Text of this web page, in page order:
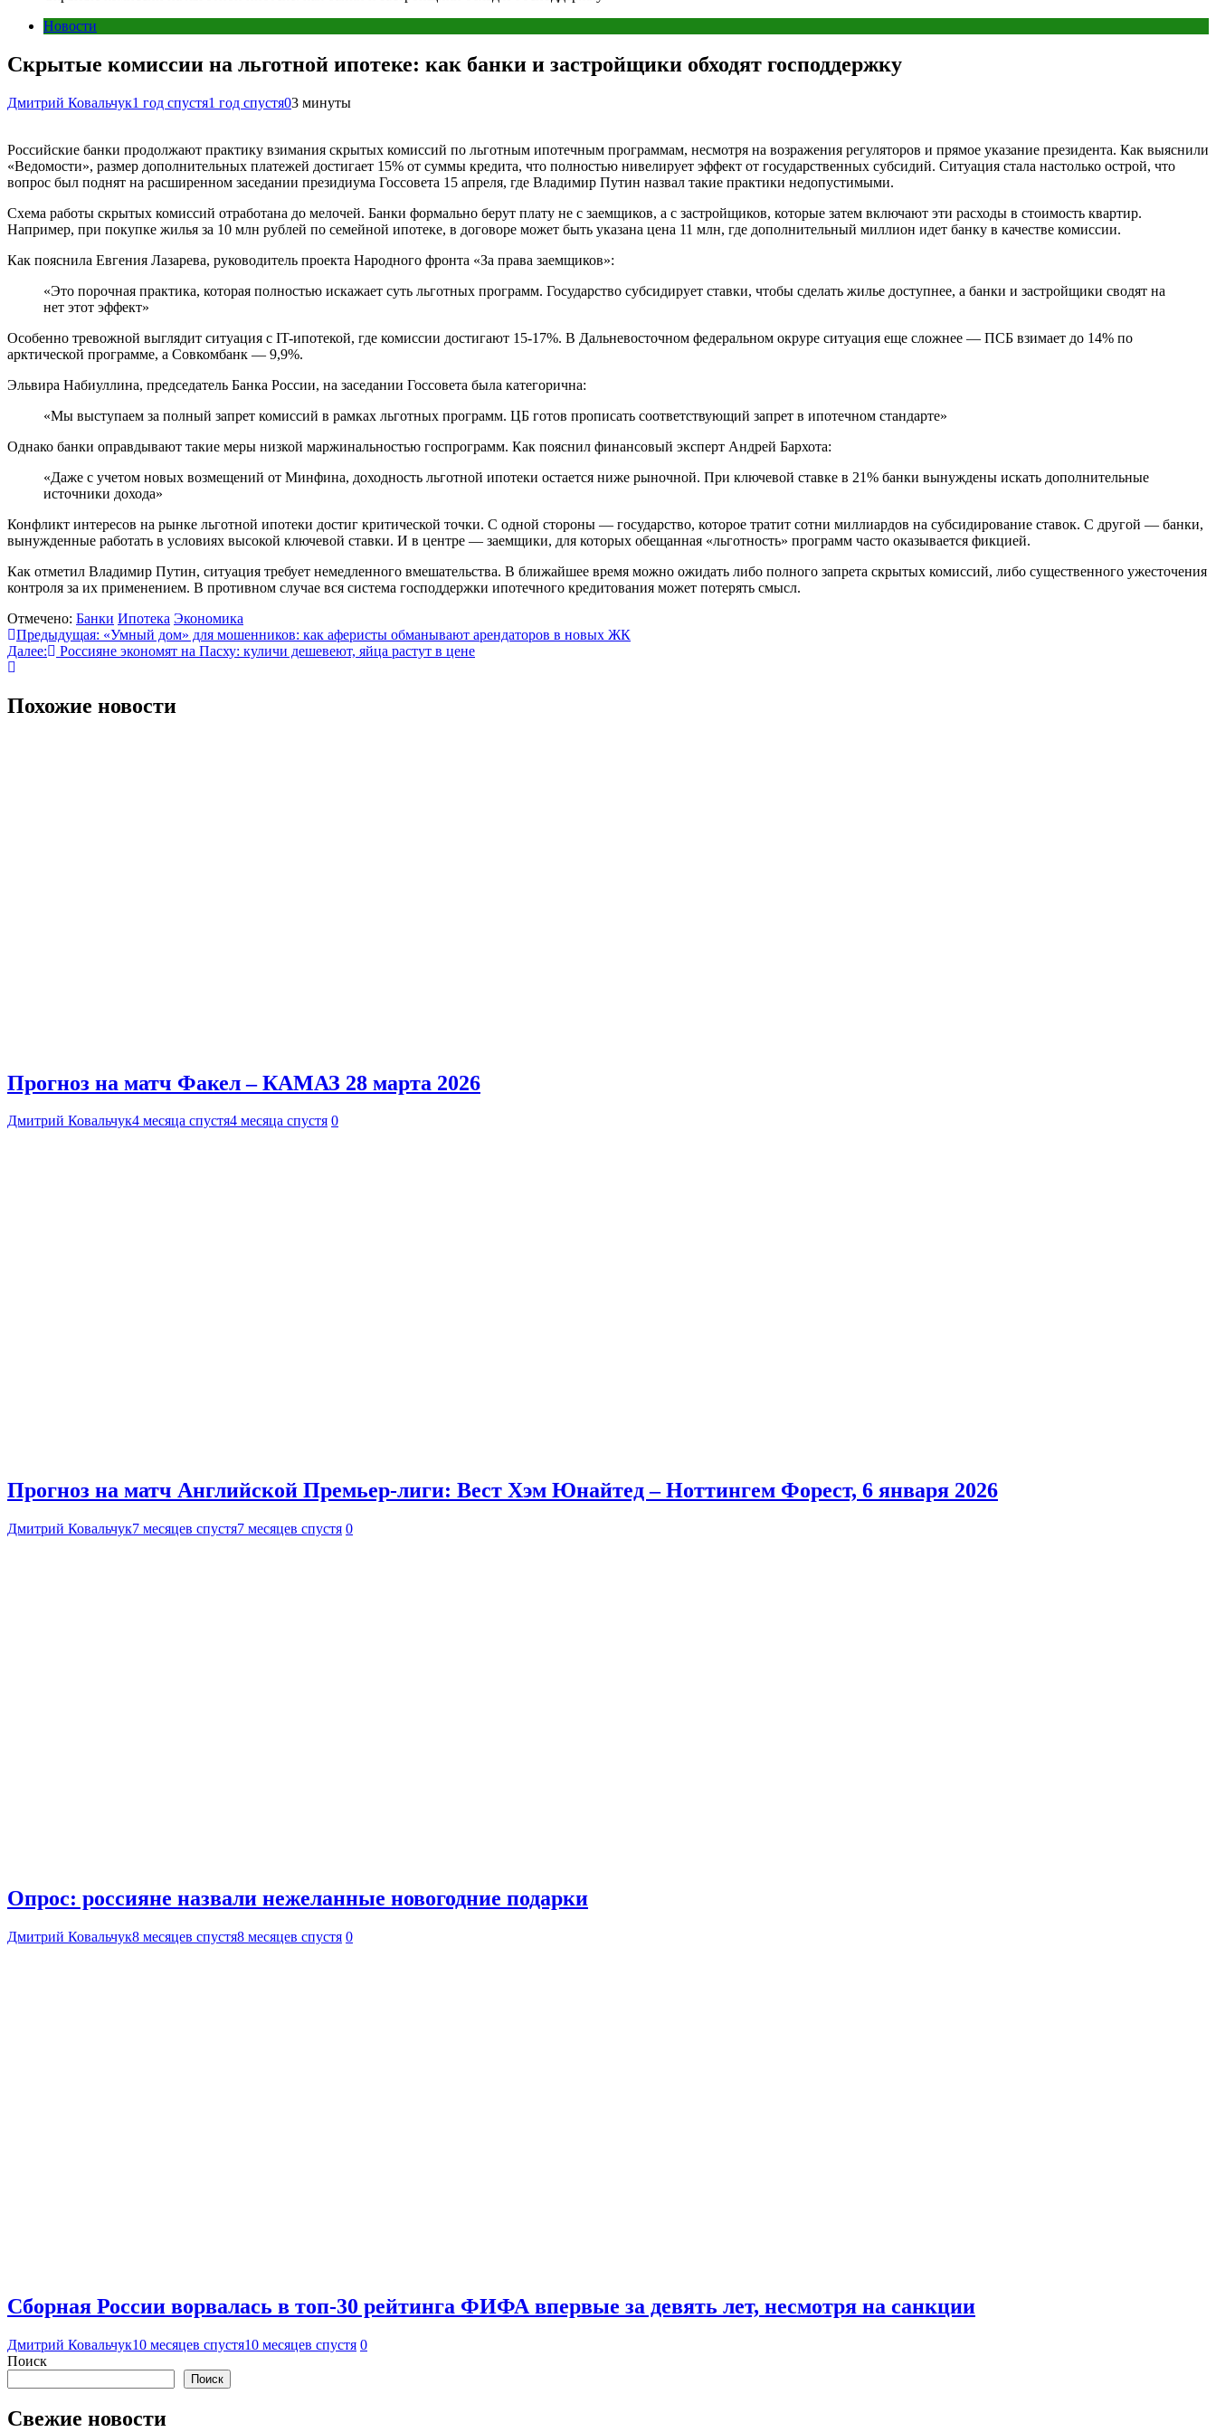
Новости
Скрытые комиссии на льготной ипотеке: как банки и застройщики обходят господдержку
Дмитрий Ковальчук1 год спустя1 год спустя03 минуты
Российские банки продолжают практику взимания скрытых комиссий по льготным ипотечным программам, несмотря на возражения регуляторов и прямое указание президента. Как выяснили
«Ведомости», размер дополнительных платежей достигает 15% от суммы кредита, что полностью нивелирует эффект от государственных субсидий. Ситуация стала настолько острой, что
вопрос был поднят на расширенном заседании президиума Госсовета 15 апреля, где Владимир Путин назвал такие практики недопустимыми.
Схема работы скрытых комиссий отработана до мелочей. Банки формально берут плату не с заемщиков, а с застройщиков, которые затем включают эти расходы в стоимость квартир.
Например, при покупке жилья за 10 млн рублей по семейной ипотеке, в договоре может быть указана цена 11 млн, где дополнительный миллион идет банку в качестве комиссии.
Как пояснила Евгения Лазарева, руководитель проекта Народного фронта «За права заемщиков»:
«Это порочная практика, которая полностью искажает суть льготных программ. Государство субсидирует ставки, чтобы сделать жилье доступнее, а банки и застройщики сводят на
нет этот эффект»
Особенно тревожной выглядит ситуация с IT-ипотекой, где комиссии достигают 15-17%. В Дальневосточном федеральном окруре ситуация еще сложнее — ПСБ взимает до 14% по
арктической программе, а Совкомбанк — 9,9%.
Эльвира Набиуллина, председатель Банка России, на заседании Госсовета была категорична:
«Мы выступаем за полный запрет комиссий в рамках льготных программ. ЦБ готов прописать соответствующий запрет в ипотечном стандарте»
Однако банки оправдывают такие меры низкой маржинальностью госпрограмм. Как пояснил финансовый эксперт Андрей Бархота:
«Даже с учетом новых возмещений от Минфина, доходность льготной ипотеки остается ниже рыночной. При ключевой ставке в 21% банки вынуждены искать дополнительные
источники дохода»
Конфликт интересов на рынке льготной ипотеки достиг критической точки. С одной стороны — государство, которое тратит сотни миллиардов на субсидирование ставок. С другой — банки,
вынужденные работать в условиях высокой ключевой ставки. И в центре — заемщики, для которых обещанная «льготность» программ часто оказывается фикцией.
Как отметил Владимир Путин, ситуация требует немедленного вмешательства. В ближайшее время можно ожидать либо полного запрета скрытых комиссий, либо существенного ужесточения
контроля за их применением. В противном случае вся система господдержки ипотечного кредитования может потерять смысл.
Отмечено: Банки Ипотека Экономика
Навигация
по
Предыдущая: «Умный дом» для мошенников: как аферисты обманывают арендаторов в новых ЖК
Далее:
Россияне экономят на Пасху: куличи дешевеют, яйца растут в цене
Похожие новости
Прогноз на матч Факел – КАМАЗ 28 марта 2026
Дмитрий Ковальчук4 месяца спустя4 месяца спустя 0
Прогноз на матч Английской Премьер-лиги: Вест Хэм Юнайтед – Ноттингем Форест, 6 января 2026
Дмитрий Ковальчук7 месяцев спустя7 месяцев спустя 0
Опрос: россияне назвали нежеланные новогодние подарки
Дмитрий Ковальчук8 месяцев спустя8 месяцев спустя 0
Сборная России ворвалась в топ-30 рейтинга ФИФА впервые за девять лет, несмотря на санкции
Дмитрий Ковальчук10 месяцев спустя10 месяцев спустя 0
Поиск
Поиск
Свежие новости